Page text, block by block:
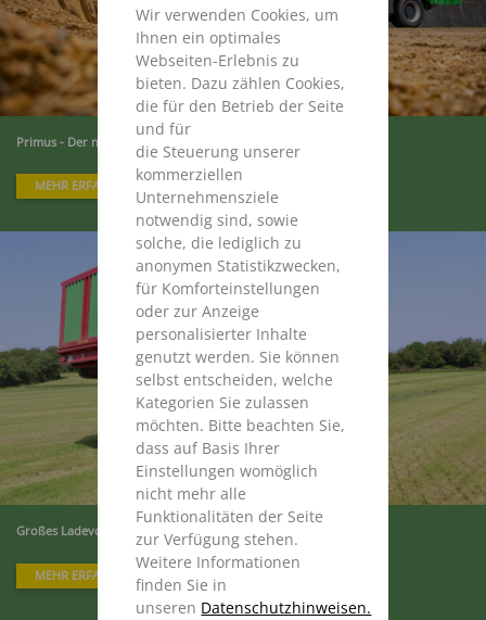
Wir verwenden Cookies, um
Ihnen ein optimales
Webseiten-Erlebnis zu
bieten. Dazu zählen Cookies,
die für den Betrieb der Seite
und für
die Steuerung unserer
kommerziellen
Unternehmensziele
notwendig sind, sowie
solche, die lediglich zu
anonymen Statistikzwecken,
für Komforteinstellungen
oder zur Anzeige
personalisierter Inhalte
genutzt werden. Sie können
selbst entscheiden, welche
Kategorien Sie zulassen
möchten. Bitte beachten Sie,
dass auf Basis Ihrer
Einstellungen womöglich
nicht mehr alle
Funktionalitäten der Seite
zur Verfügung stehen.
Weitere Informationen
finden Sie in
unseren Datenschutzhinweisen.
Primus - Der neue Selbstfahrer
MEHR ERFAHREN
Großes Ladevolumen bei maximaler Effizienz
MEHR ERFAHREN